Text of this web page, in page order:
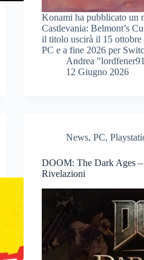
Konami ha pubblicato un
Castlevania: Belmont’s
il titolo uscirà il 15 ottobre
PC e a fine 2026 per
Andrea
12 Giugno 2026
News,PC,
DOOM: The Dark Ages
Rivelazioni